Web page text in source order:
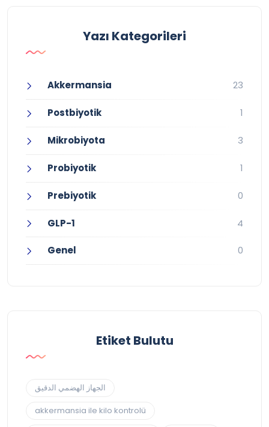
Yazı Kategorileri
Akkermansia 23
Postbiyotik 1
Mikrobiyota 3
Probiyotik 1
Prebiyotik 0
GLP-1 4
Genel 0
Etiket Bulutu
الجهاز الهضمي الدقيق
akkermansia ile kilo kontrolü